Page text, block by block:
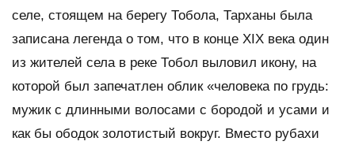
селе, стоящем на берегу Тобола, Тарханы была
записана легенда о том, что в конце XIX века один
из жителей села в реке Тобол выловил икону, на
которой был запечатлен облик «человека по грудь:
мужик с длинными волосами с бородой и усами и
как бы ободок золотистый вокруг. Вместо рубахи